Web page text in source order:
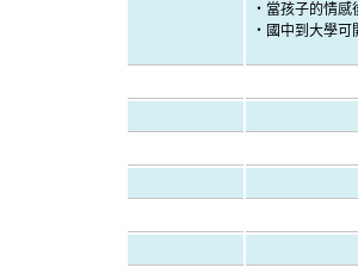
‧當孩子的情感
‧國中到大學可